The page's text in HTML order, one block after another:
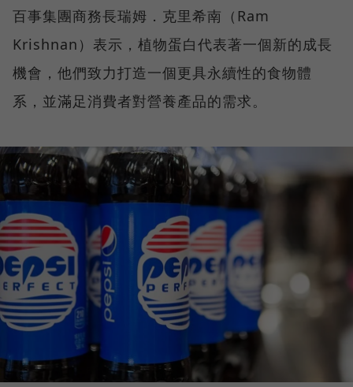
百事集團商務長瑞姆．克里希南（Ram
Krishnan）表示，植物蛋白代表著一個新的成長
機會，他們致力打造一個更具永續性的食物體
系，並滿足消費者對營養產品的需求。